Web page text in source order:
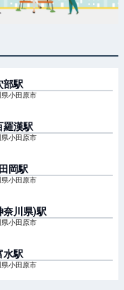
部駅
県小田原市
羅漢駅
県小田原市
岡駅
県小田原市
奈川県)駅
県小田原市
水駅
県小田原市